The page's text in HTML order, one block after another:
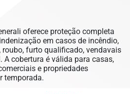
oferece proteção completa
em casos de incêndio,
roubo, furto qualificado, vendavais
A cobertura é válida para casas,
e propriedades
temporada.